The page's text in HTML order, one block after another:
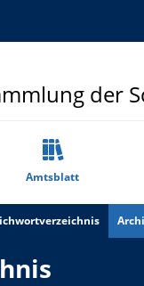
der
Amtsblatt